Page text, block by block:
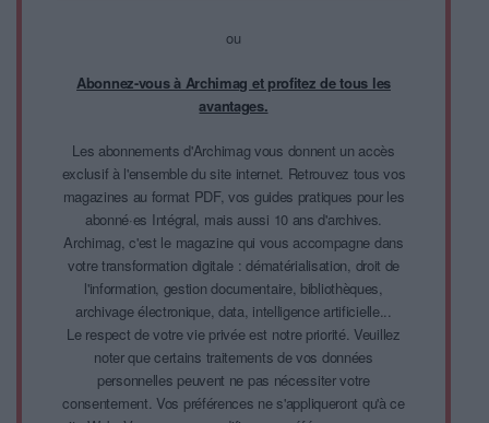
ou
Abonnez-vous à Archimag et profitez de tous les
avantages.
Les abonnements d'Archimag vous donnent un accès
exclusif à l'ensemble du site internet. Retrouvez tous vos
magazines au format PDF, vos guides pratiques pour les
abonné·es Intégral, mais aussi 10 ans d'archives.
Archimag, c'est le magazine qui vous accompagne dans
votre transformation digitale : dématérialisation, droit de
l'information, gestion documentaire, bibliothèques,
archivage électronique, data, intelligence artificielle...
Le respect de votre vie privée est notre priorité. Veuillez
noter que certains traitements de vos données
personnelles peuvent ne pas nécessiter votre
consentement. Vos préférences ne s'appliqueront qu'à ce